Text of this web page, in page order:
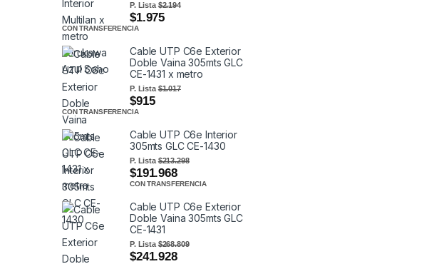
P. Lista$2.194
$1.975
CON TRANSFERENCIA
Cable UTP C6e Exterior
Doble Vaina 305mts GLC
CE-1431 x metro
P. Lista$1.017
$915
CON TRANSFERENCIA
Cable UTP C6e Interior
305mts GLC CE-1430
P. Lista$213.298
$191.968
CON TRANSFERENCIA
Cable UTP C6e Exterior
Doble Vaina 305mts GLC
CE-1431
P. Lista$268.809
$241.928